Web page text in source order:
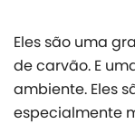
Eles são uma
de carvão. E
ambiente. Eles
especialmente